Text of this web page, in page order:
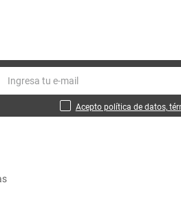
Acepto política de datos,